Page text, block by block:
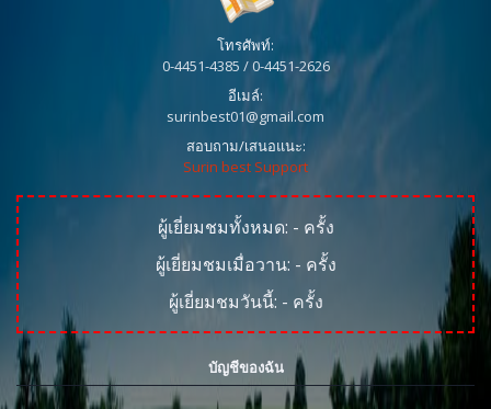
โทรศัพท์:
0-4451-4385 / 0-4451-2626
อีเมล์:
surinbest01@gmail.com
สอบถาม/เสนอแนะ:
Surin best Support
ผู้เยี่ยมชมทั้งหมด: - ครั้ง
ผู้เยี่ยมชมเมื่อวาน: - ครั้ง
ผู้เยี่ยมชมวันนี้: - ครั้ง
บัญชีของฉัน